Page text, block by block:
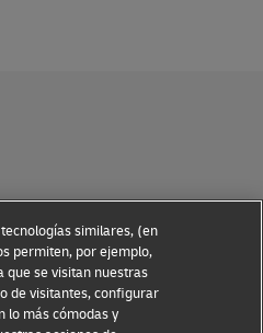
similares, (en
permiten, por ejemplo,
que se visitan nuestras
de visitantes, configurar
lo más cómodas y